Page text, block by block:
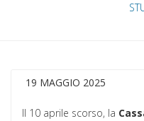
19 MAGGIO 2025
Il 10 aprile scorso, la